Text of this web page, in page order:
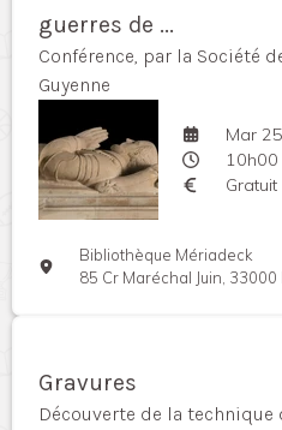
guerres de ...
Conférence, par la Société
Guyenne
Mar
Gratuit
Bibliothèque Mériadeck
85 Cr Maréchal Juin,
Gravures
Découverte de la technique